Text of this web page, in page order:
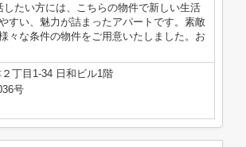
たい方には、こちらの物件で新しい生活
すい、魅力が詰まったアパートです。素敵
々な条件の物件をご用意いたしました。お
丁目1-34 日和ビル1階
号